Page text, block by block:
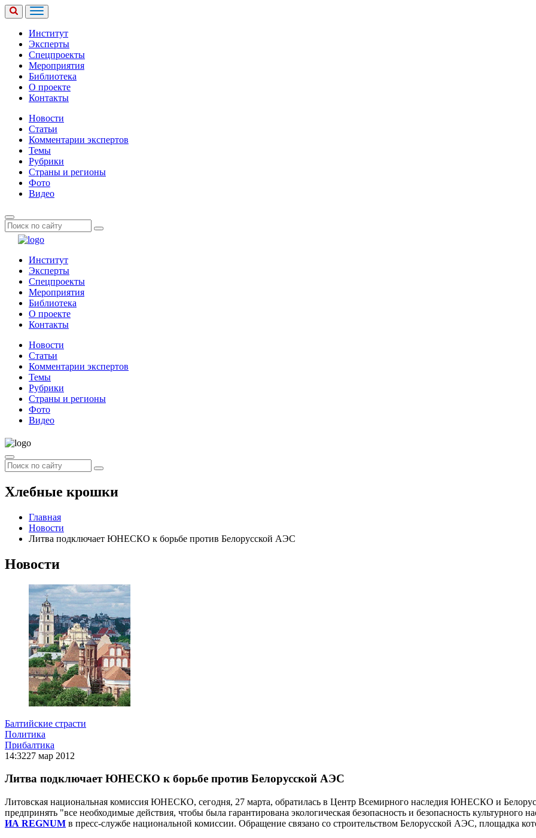
Институт
Эксперты
Спецпроекты
Мероприятия
Библиотека
О проекте
Контакты
Новости
Статьи
Комментарии экспертов
Темы
Рубрики
Страны и регионы
Фото
Видео
Институт
Эксперты
Спецпроекты
Мероприятия
Библиотека
О проекте
Контакты
Новости
Статьи
Комментарии экспертов
Темы
Рубрики
Страны и регионы
Фото
Видео
Хлебные крошки
Главная
Новости
Литва подключает ЮНЕСКО к борьбе против Белорусской АЭС
Новости
Балтийские страсти
Политика
Прибалтика
14:3227 мар 2012
Литва подключает ЮНЕСКО к борьбе против Белорусской АЭС
Литовская национальная комиссия ЮНЕСКО, сегодня, 27 марта, обратилась в Центр Всемирного наследия ЮНЕСКО и
предпринять "все необходимые действия, чтобы была гарантирована экологическая безопасность и безопасность
ИА REGNUM в пресс-службе национальной комиссии. Обращение связано со строительством Белорусской АЭС, площадка